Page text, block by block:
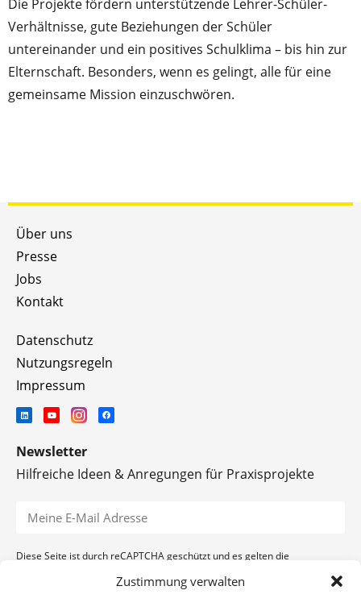
Zustimmung verwalten
Die Projekte fördern unterstützende Lehrer-Schüler-
Verhältnisse, gute Beziehungen der Schüler
untereinander und ein positives Schulklima – bis hin zur
Elternschaft. Besonders, wenn es gelingt, alle für eine
gemeinsame Mission einzuschwören.
Über uns
Presse
Jobs
Kontakt
Datenschutz
Nutzungsregeln
Impressum
Newsletter
Hilfreiche Ideen & Anregungen für Praxisprojekte
Diese Seite ist durch reCAPTCHA geschützt und es gelten die